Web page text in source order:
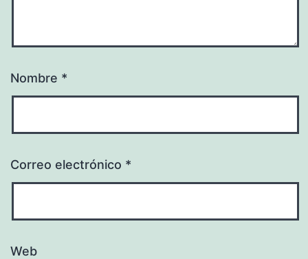
Nombre *
Correo electrónico *
Web